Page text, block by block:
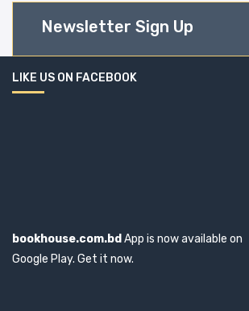
Newsletter Sign Up
LIKE US ON FACEBOOK
bookhouse.com.bd App is now available on
Google Play. Get it now.